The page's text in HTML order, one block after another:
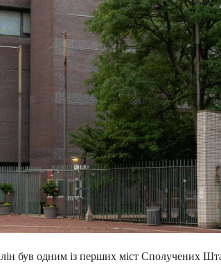
був одним із перших міст Сполучених